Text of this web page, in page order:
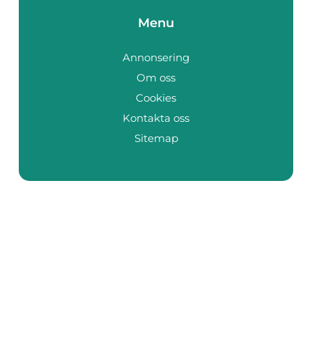
Menu
Annonsering
Om oss
Cookies
Kontakta oss
Sitemap